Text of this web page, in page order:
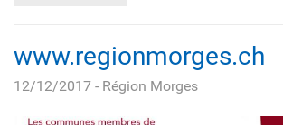
www.regionmorges.ch
12/12/2017 - Région Morges